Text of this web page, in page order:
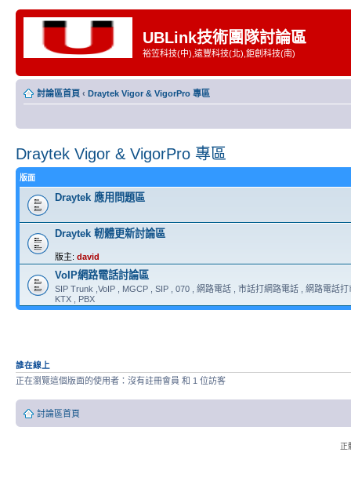
UBLink技術團隊討論區
裕笠科技(中),遠豐科技(北),鉅創科技(南)
討論區首頁 ‹ Draytek Vigor & VigorPro 專區
Draytek Vigor & VigorPro 專區
版面
Draytek 應用問題區
Draytek 軔體更新討論區
版主: david
VoIP網路電話討論區
SIP Trunk ,VoIP , MGCP , SIP , 070 , 網路電話 , 市話打網路電話 , 網路電話打
KTX , PBX
誰在線上
正在瀏覽這個版面的使用者：沒有註冊會員 和 1 位訪客
討論區首頁
正